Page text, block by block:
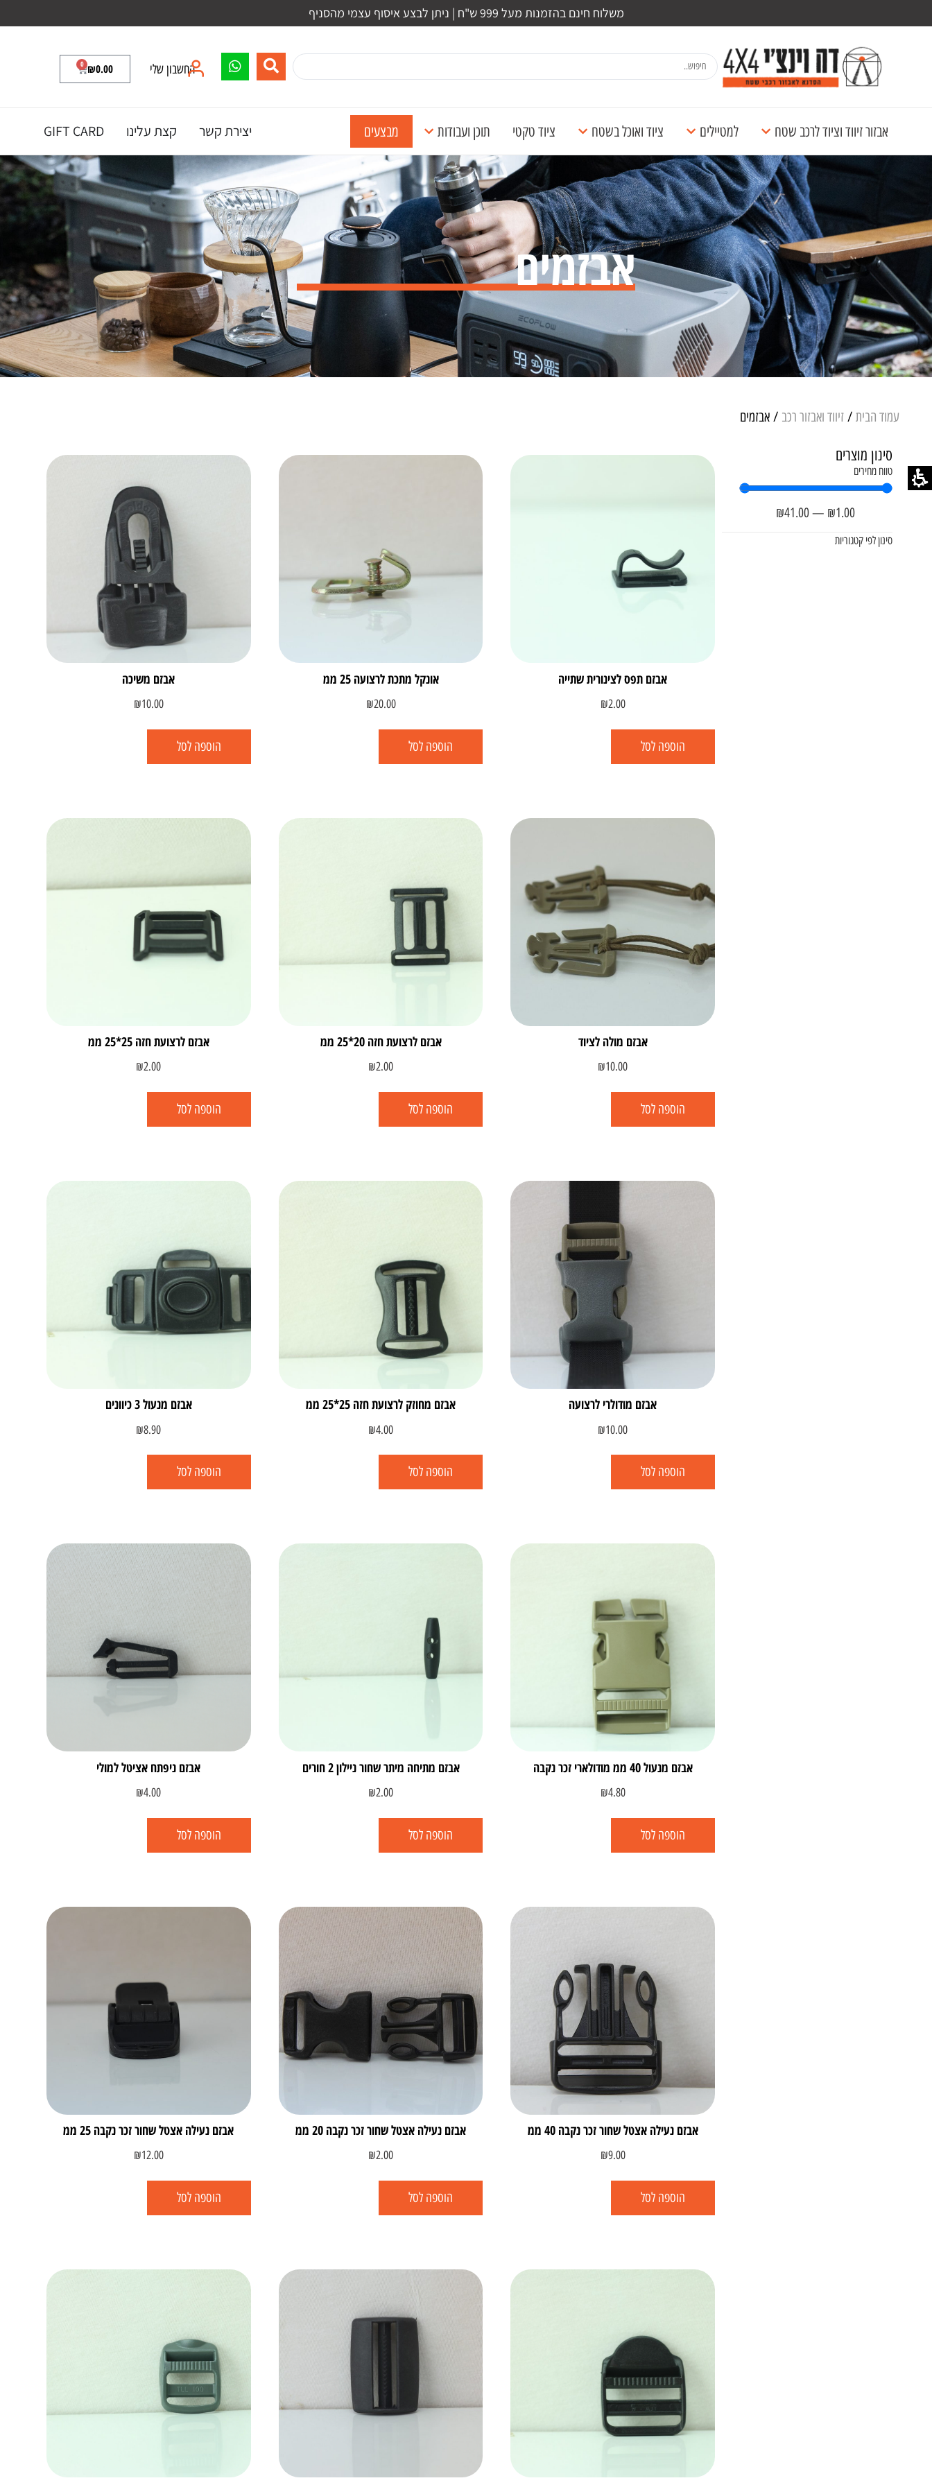
משלוח חינם בהזמנות מעל 999 ש"ח | ניתן לבצע איסוף עצמי מהסניף
החשבון שלי ₪0.00
0
אבזור זיווד וציוד לרכב שטח למטיילים ציוד ואוכל בשטח ציוד טקטי תוכן ועבודות מבצעים יצירת קשר קצת עלינו GIFT CARD
אבזמים
עמוד הבית / זיווד ואבזור רכב / אבזמים
אבזם תפס לצינורית שתייה
₪2.00
הוספה לסל
אונקל מתכת לרצועה 25 ממ
₪20.00
הוספה לסל
אבזם משיכה
₪10.00
הוספה לסל
אבזם מולה לציוד
₪10.00
הוספה לסל
אבזם לרצועת חזה 20*25 ממ
₪2.00
הוספה לסל
אבזם לרצועת חזה 25*25 ממ
₪2.00
הוספה לסל
אבזם מודולרי לרצועה
₪10.00
הוספה לסל
אבזם מחוזק לרצועת חזה 25*25 ממ
₪4.00
הוספה לסל
אבזם מנעול 3 כיוונים
₪8.90
הוספה לסל
אבזם מנעול 40 ממ מודולארי זכר נקבה
₪4.80
הוספה לסל
אבזם מתיחה מיתר שחור ניילון 2 חורים
₪2.00
הוספה לסל
אבזם ניפתח אציטל למולי
₪4.00
הוספה לסל
אבזם נעילה אצטל שחור זכר נקבה 40 ממ
₪9.00
הוספה לסל
אבזם נעילה אצטל שחור זכר נקבה 20 ממ
₪2.00
הוספה לסל
אבזם נעילה אצטל שחור זכר נקבה 25 ממ
₪12.00
הוספה לסל
סינון מוצרים
טווח מחירים
₪1.00
—
₪41.00
סינון לפי קטגוריות